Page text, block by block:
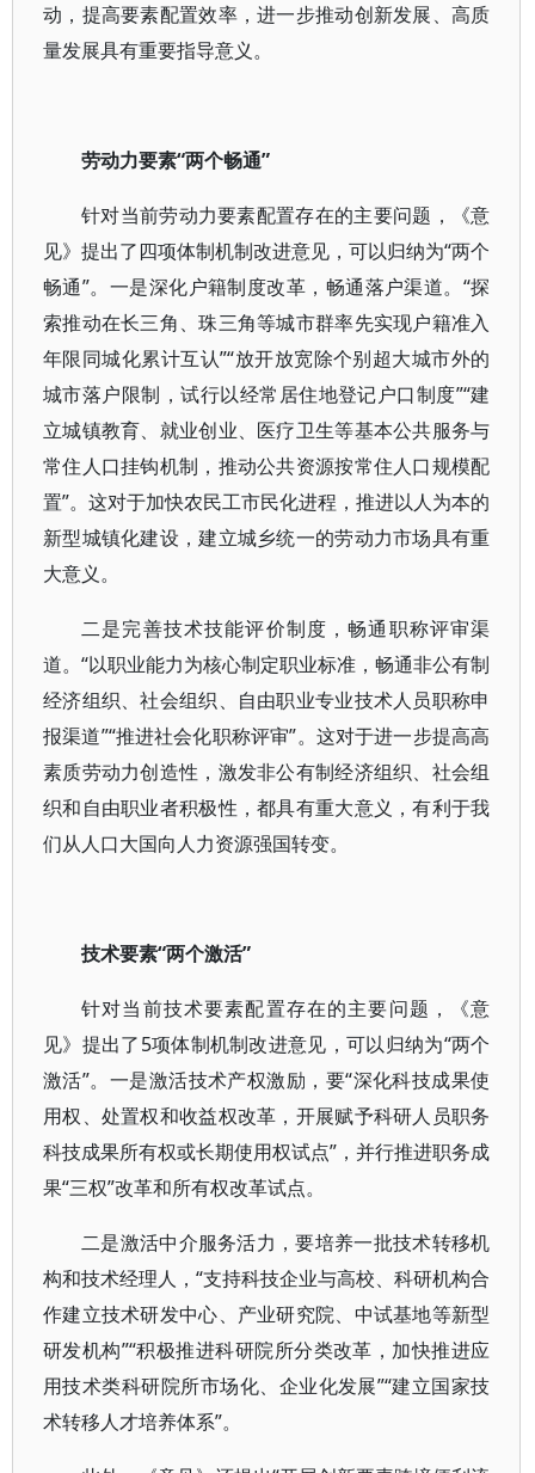
动，提高要素配置效率，进一步推动创新发展、高质
量发展具有重要指导意义。
劳动力要素“两个畅通”
针对当前劳动力要素配置存在的主要问题，《意
见》提出了四项体制机制改进意见，可以归纳为“两个
畅通”。一是深化户籍制度改革，畅通落户渠道。“探
索推动在长三角、珠三角等城市群率先实现户籍准入
年限同城化累计互认”“放开放宽除个别超大城市外的
城市落户限制，试行以经常居住地登记户口制度”“建
立城镇教育、就业创业、医疗卫生等基本公共服务与
常住人口挂钩机制，推动公共资源按常住人口规模配
置”。这对于加快农民工市民化进程，推进以人为本的
新型城镇化建设，建立城乡统一的劳动力市场具有重
大意义。
二是完善技术技能评价制度，畅通职称评审渠
道。“以职业能力为核心制定职业标准，畅通非公有制
经济组织、社会组织、自由职业专业技术人员职称申
报渠道”“推进社会化职称评审”。这对于进一步提高高
素质劳动力创造性，激发非公有制经济组织、社会组
织和自由职业者积极性，都具有重大意义，有利于我
们从人口大国向人力资源强国转变。
技术要素“两个激活”
针对当前技术要素配置存在的主要问题，《意
见》提出了5项体制机制改进意见，可以归纳为“两个
激活”。一是激活技术产权激励，要“深化科技成果使
用权、处置权和收益权改革，开展赋予科研人员职务
科技成果所有权或长期使用权试点”，并行推进职务成
果“三权”改革和所有权改革试点。
二是激活中介服务活力，要培养一批技术转移机
构和技术经理人，“支持科技企业与高校、科研机构合
作建立技术研发中心、产业研究院、中试基地等新型
研发机构”“积极推进科研院所分类改革，加快推进应
用技术类科研院所市场化、企业化发展”“建立国家技
术转移人才培养体系”。